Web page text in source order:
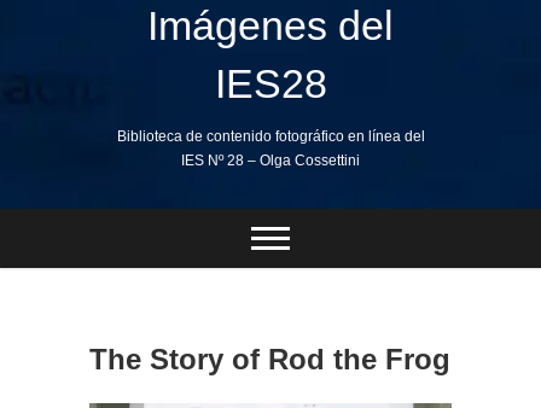
Imágenes del
IES28
Biblioteca de contenido fotográfico en línea del
IES Nº 28 – Olga Cossettini
The Story of Rod the Frog